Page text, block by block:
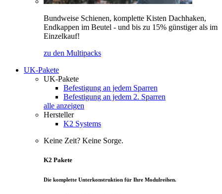
Bundweise Schienen, komplette Kisten Dachhaken,
Endkappen im Beutel - und bis zu 15% günstiger als im
Einzelkauf!
zu den Multipacks
UK-Pakete
UK-Pakete
Befestigung an jedem Sparren
Befestigung an jedem 2. Sparren
alle anzeigen
Hersteller
K2 Systems
Keine Zeit? Keine Sorge.
K2 Pakete
Die komplette Unterkonstruktion für Ihre Modulreihen.